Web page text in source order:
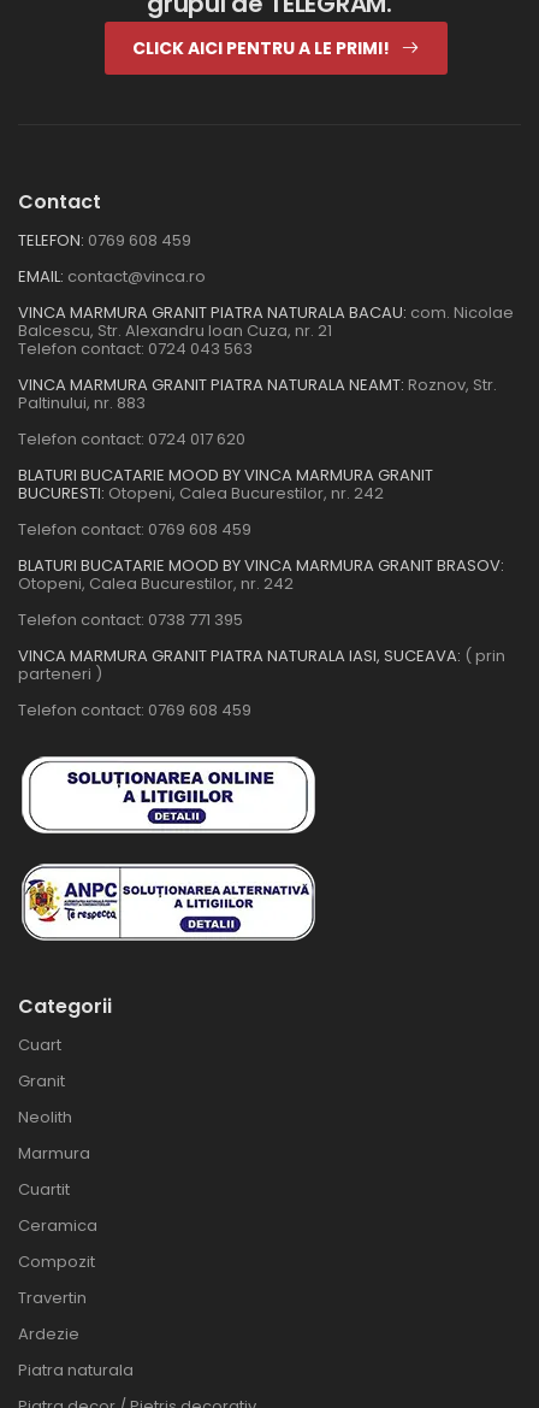
CLICK AICI PENTRU A LE PRIMI!
Contact
TELEFON: 0769 608 459
EMAIL: contact@vinca.ro
VINCA MARMURA GRANIT PIATRA NATURALA BACAU: com. Nicolae
Balcescu, Str. Alexandru Ioan Cuza, nr. 21
Telefon contact: 0724 043 563
VINCA MARMURA GRANIT PIATRA NATURALA NEAMT: Roznov, Str.
Paltinului, nr. 883
Telefon contact: 0724 017 620
BLATURI BUCATARIE MOOD BY VINCA MARMURA GRANIT
BUCURESTI: Otopeni, Calea Bucurestilor, nr. 242
Telefon contact: 0769 608 459
BLATURI BUCATARIE MOOD BY VINCA MARMURA GRANIT BRASOV:
Otopeni, Calea Bucurestilor, nr. 242
Telefon contact: 0738 771 395
VINCA MARMURA GRANIT PIATRA NATURALA IASI, SUCEAVA: ( prin
parteneri )
Telefon contact: 0769 608 459
Categorii
Cuart
Granit
Neolith
Marmura
Cuartit
Ceramica
Compozit
Travertin
Ardezie
Piatra naturala